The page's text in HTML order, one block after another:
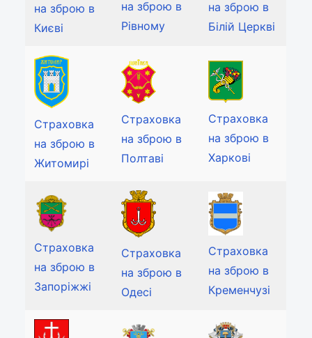
на зброю в
Києві
на зброю в
Рівному
на зброю в
Білій Церкві
Страховка
на зброю в
Житомирі
Страховка
на зброю в
Полтаві
Страховка
на зброю в
Харкові
Страховка
на зброю в
Запоріжжі
Страховка
на зброю в
Одесі
Страховка
на зброю в
Кременчузі